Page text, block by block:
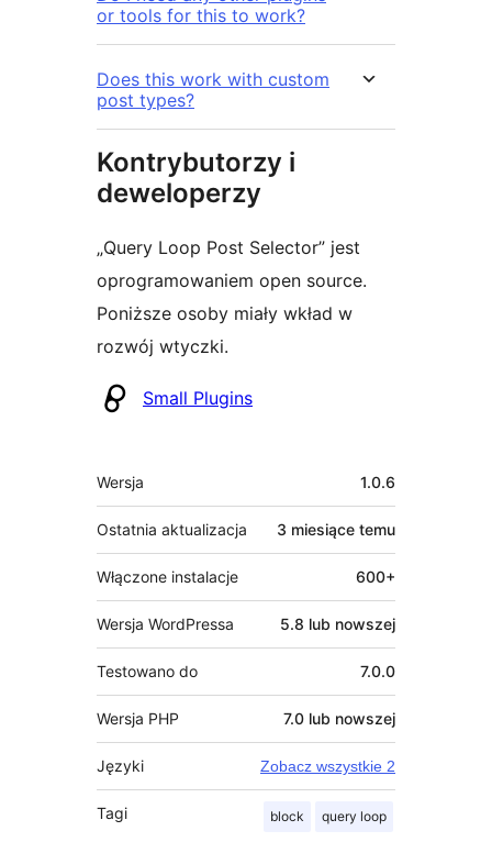
or tools for this to work?
Does this work with custom
post types?
Kontrybutorzy i
deweloperzy
„Query Loop Post Selector” jest
oprogramowaniem open source.
Poniższe osoby miały wkład w
rozwój wtyczki.
Zaangażowani
Small Plugins
Meta
Wersja 1.0.6
Ostatnia aktualizacja 3 miesiące temu
Włączone instalacje 600+
Wersja WordPressa 5.8 lub nowszej
Testowano do 7.0.0
Wersja PHP 7.0 lub nowszej
Języki Zobacz wszystkie 2
Tagi block query loop